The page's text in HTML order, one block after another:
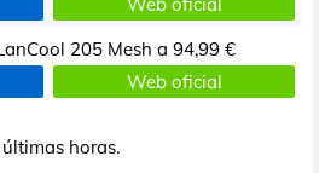
205 Mesh a 94,99 €
Web oficial
horas.